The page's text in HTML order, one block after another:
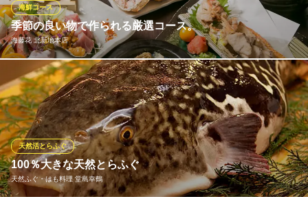
河豚と鱧料理専門店
ＪＲ東西線北新地駅 徒歩1分
大阪府大阪市北区曽根崎新地1-11-6 昭和ビル1F
季節の良い物で作られる厳選コース。
海藤花 北新地本店
海鮮コース
季節の美味しい物を、少しずつ、色々な食べ方でご提案する「海
藤花」の厳選コース。 お好きなものを食べられる単品料理も人気
ですが、コースだと単品で頼まれるよりも倍以上の種類の料理が
楽しんで頂けます。そこが人気。 また好き嫌いも前もって言って
いただければお客様に寄り添ったお料理もご提案できます。
海藤花 北新地本店
和食流漁師料理とお酒
100％大きな天然とらふぐ
天然ふぐ・はも料理 堂島幸鶴
天然活とらふぐ